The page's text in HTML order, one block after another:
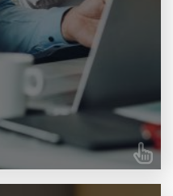
NOSOTROS